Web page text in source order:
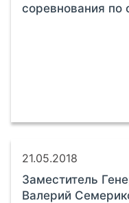
соревнования по
21.05.2018
Заместитель
Валерий